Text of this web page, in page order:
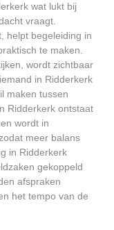
wat lukt bij
vraagt.
helpt begeleiding in
te maken.
wordt zichtbaar
in Ridderkerk
maken tussen
Ridderkerk ontstaat
wordt in
meer balans
in Ridderkerk
gekoppeld
afspraken
het tempo van de